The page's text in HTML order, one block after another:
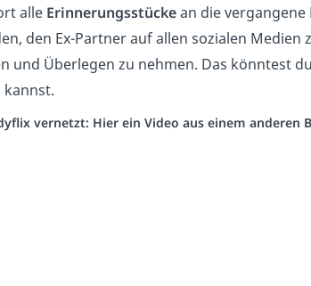
alle Erinnerungsstückean die vergangene
den Ex-Partner auf allen sozialen Medien
und Überlegen zu nehmen. Das könntest
vernetzt: Hier ein Video aus einem anderen